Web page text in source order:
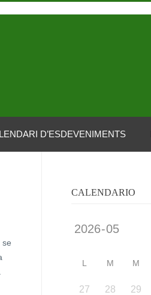
D’ESDEVENIMENTS
se
CALENDARIO
L M M
27 28 29